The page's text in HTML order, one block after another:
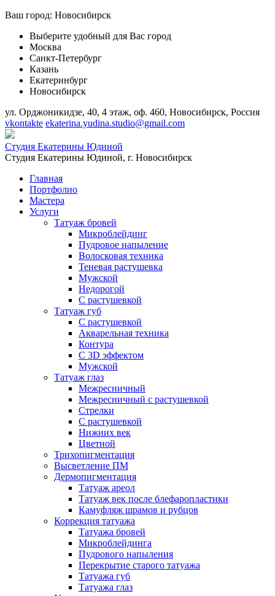
Ваш город: Новосибирск
Выберите удобный для Вас город
Москва
Санкт-Петербург
Казань
Екатеринбург
Новосибирск
ул. Орджоникидзе, 40, 4 этаж, оф. 460, Новосибирск, Россия
vkontakte ekaterina.yudina.studio@gmail.com
Студия Екатерины Юдиной
Студия Екатерины Юдиной, г. Новосибирск
Главная
Портфолио
Мастера
Услуги
Татуаж бровей
Микроблейдинг
Пудровое напыление
Волосковая техника
Теневая растушевка
Мужской
Недорогой
С растушевкой
Татуаж губ
С растушевкой
Акварельная техника
Контура
С 3D эффектом
Мужской
Татуаж глаз
Межресничный
Межресничный с растушевкой
Стрелки
С растушевкой
Нижних век
Цветной
Трихопигментация
Высветление ПМ
Дермопигментация
Татуаж ареол
Татуаж век после блефаропластики
Камуфляж шрамов и рубцов
Коррекция татуажа
Татуажа бровей
Микроблейдинга
Пудрового напыления
Перекрытие старого татуажа
Татуажа губ
Татуажа глаз